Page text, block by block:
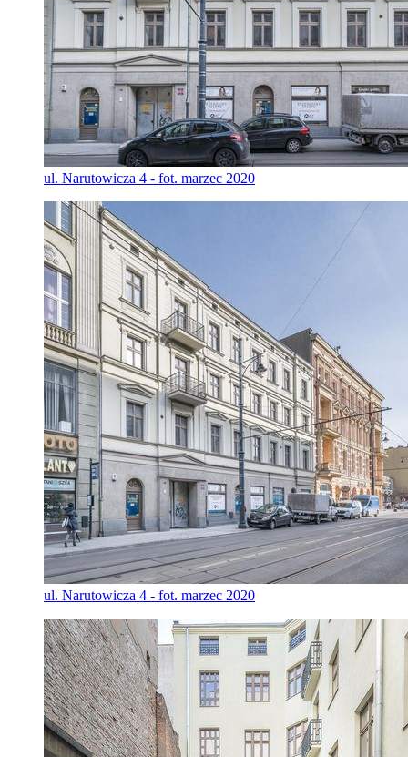
ul. Narutowicza 4 - fot. marzec 2020
ul. Narutowicza 4 - fot. marzec 2020